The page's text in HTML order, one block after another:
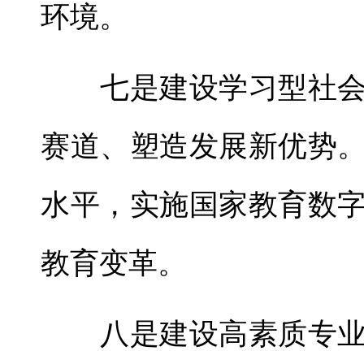
环境。
七是建设学习型社会
赛道、塑造发展新优势
水平，实施国家教育数
教育变革。
八是建设高素质专业